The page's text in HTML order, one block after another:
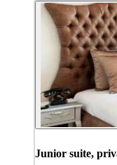
Junior suite,